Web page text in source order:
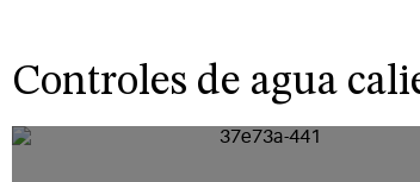
Controles de agua